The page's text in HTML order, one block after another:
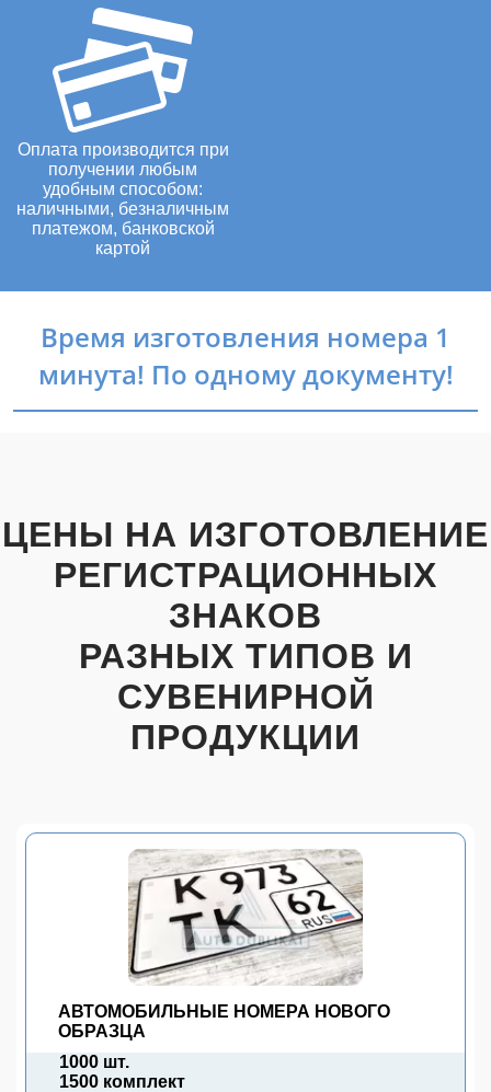
Оплата производится при
получении любым
удобным способом:
наличными, безналичным
платежом, банковской
картой
Время изготовления номера 1
минута! По одному документу!
ЦЕНЫ НА ИЗГОТОВЛЕНИЕ
РЕГИСТРАЦИОННЫХ
ЗНАКОВ
РАЗНЫХ ТИПОВ И
СУВЕНИРНОЙ
ПРОДУКЦИИ
АВТОМОБИЛЬНЫЕ НОМЕРА НОВОГО
ОБРАЗЦА
1000 шт.
1500 комплект